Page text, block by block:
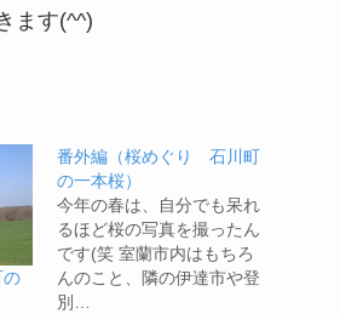
ます(^^)
の
番外編（桜めぐり 石川町
の一本桜）
今年の春は、自分でも呆れ
るほど桜の写真を撮ったん
です(笑 室蘭市内はもちろ
んのこと、隣の伊達市や登
別…